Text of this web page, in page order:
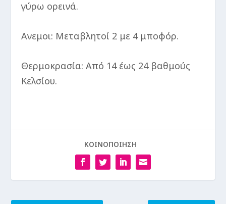
γύρω ορεινά.
Ανεμοι: Μεταβλητοί 2 με 4 μποφόρ.
Θερμοκρασία: Από 14 έως 24 βαθμούς
Κελσίου.
ΚΟΙΝΟΠΟΙΗΣΗ